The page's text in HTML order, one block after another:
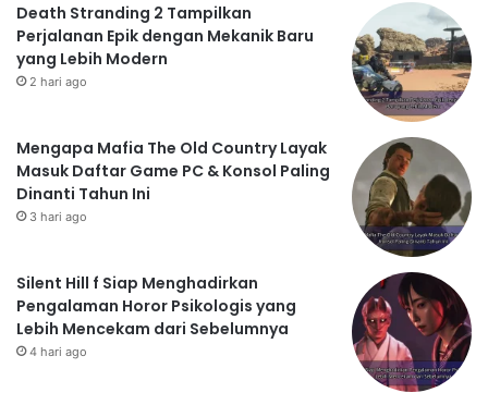
Death Stranding 2 Tampilkan
Perjalanan Epik dengan Mekanik Baru
yang Lebih Modern
2 hari ago
Mengapa Mafia The Old Country Layak
Masuk Daftar Game PC & Konsol Paling
Dinanti Tahun Ini
3 hari ago
Silent Hill f Siap Menghadirkan
Pengalaman Horor Psikologis yang
Lebih Mencekam dari Sebelumnya
4 hari ago